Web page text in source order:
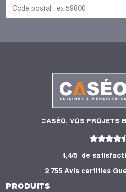
CASÉO, VOS PROJETS
4,4/5
de
2 755 Avis certifiés
PRODUITS